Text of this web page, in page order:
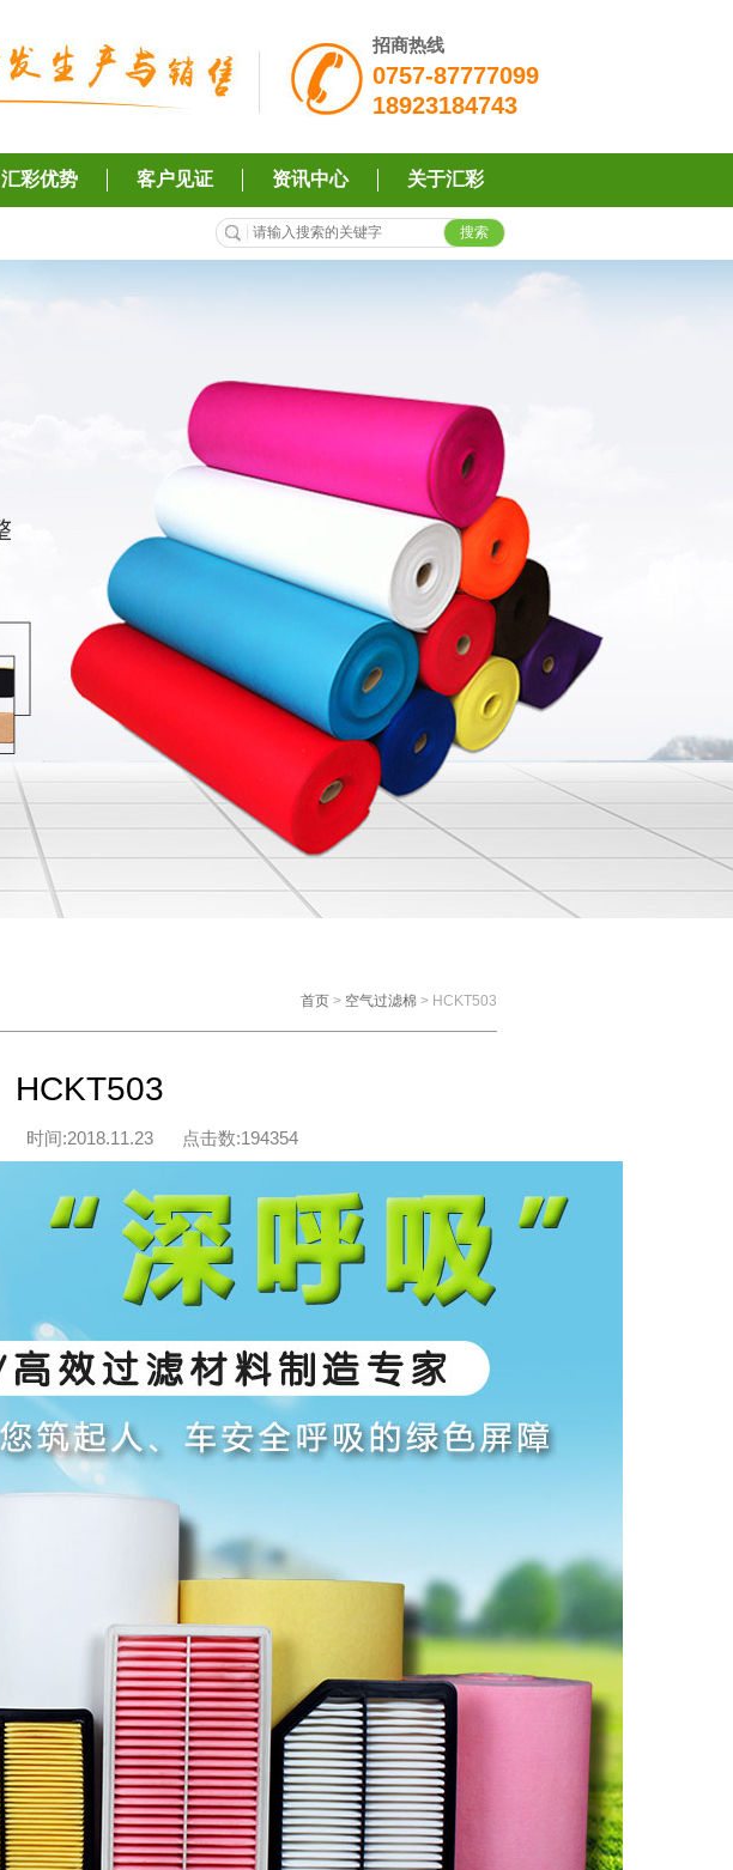
招商热线
0757-87777099
18923184743
汇彩优势 客户见证 资讯中心 关于汇彩
首页 > 空气过滤棉 > HCKT503
HCKT503
时间:2018.11.23 点击数:194354